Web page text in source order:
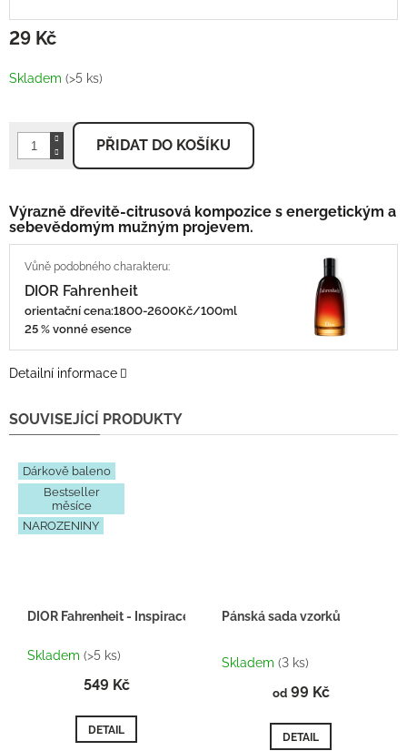
29 KčMěrná
Skladem (>5 ks)
PŘIDAT DO KOŠÍKU
Výrazně dřevitě-citrusová kompozice s energetickým a
sebevědomým mužným projevem.
DIOR Fahrenheit
orientační cena:1800-2600Kč/100ml
25 % vonné esence
Detailní informace
SOUVISEJÍCÍ PRODUKTY
Dárkově baleno
Bestseller
měsíce
NAROZENINY
DIOR Fahrenheit - Inspirace H102 - Dárkový balíček
Skladem (>5 ks)
549 Kč
DETAIL
Pánská sada vzorků
hodnocení
je
z
5
Skladem (3 ks)
od99 Kč
DETAIL